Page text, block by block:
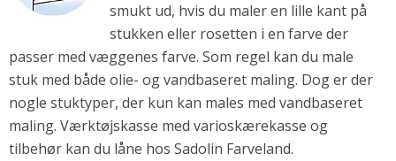
Om Værktøj
Udskiftning Og Montage
Om Materialer
HANDYMAN
Tips Og Tricks
smukt ud, hvis du maler en lille kant på
stukken eller rosetten i en farve der
passer med væggenes farve. Som regel kan du male
stuk med både olie- og vandbaseret maling. Dog er der
nogle stuktyper, der kun kan males med vandbaseret
maling. Værktøjskasse med varioskærekasse og
tilbehør kan du låne hos Sadolin Farveland.